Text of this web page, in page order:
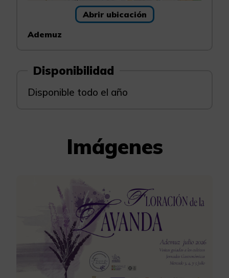
Abrir ubicación
Ademuz
Disponibilidad
Disponible todo el año
Imágenes